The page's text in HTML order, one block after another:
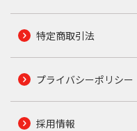
特定商取引法
プライバシーポリシー
採用情報